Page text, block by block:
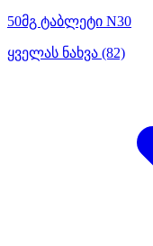
50მგ ტაბლეტი N30
ყველას ნახვა (82)